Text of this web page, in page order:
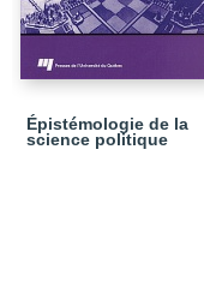
Épistémologie de la
science politique